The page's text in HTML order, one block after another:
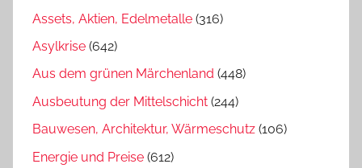
Assets, Aktien, Edelmetalle (316)
Asylkrise (642)
Aus dem grünen Märchenland (448)
Ausbeutung der Mittelschicht (244)
Bauwesen, Architektur, Wärmeschutz (106)
Energie und Preise (612)